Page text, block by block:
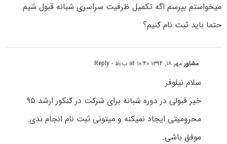
میخواستم بپرسم اگه تکمیل ظرفیت سراسری شبانه قبول شیم
حتما باید ثبت نام کنیم؟
مشاورمهر ۱۸, ۱۳۹۴ at ۱۰:۴۰ ب٫ظ - Reply
سلام نیلوفر
خیر قبولی در دوره شبانه برای شرکت در کنکور ارشد ۹۵
محرومیتی ایجاد نمیکنه و میتونی ثبت نام انجام ندی.
موفق باشی.